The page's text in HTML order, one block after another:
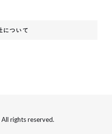
について
rights reserved.